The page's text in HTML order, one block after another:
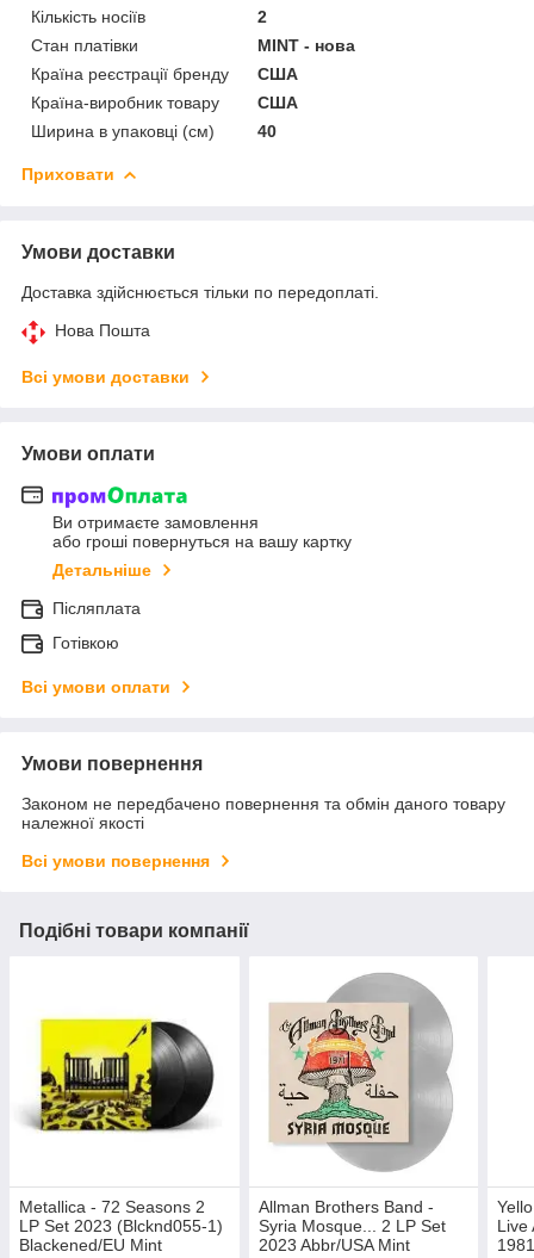
Кількість носіїв
2
Стан платівки
MINT - нова
Країна реєстрації бренду
США
Країна-виробник товару
США
Ширина в упаковці (см)
40
Приховати
Умови доставки
Доставка здійснюється тільки по передоплаті.
Нова Пошта
Всі умови доставки
Умови оплати
Ви отримаєте замовлення
або гроші повернуться на вашу картку
Детальніше
Післяплата
Готівкою
Всі умови оплати
Умови повернення
Законом не передбачено повернення та обмін даного товару
належної якості
Всі умови повернення
Подібні товари компанії
Metallica - 72 Seasons 2
LP Set 2023 (Blcknd055-1)
Blackened/EU Mint
Allman Brothers Band -
Syria Mosque... 2 LP Set
2023 Abbr/USA Mint
Live